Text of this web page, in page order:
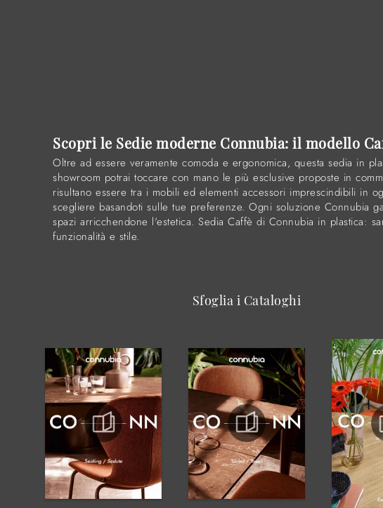
Scopri le Sedie moderne Connubia: il modello
Oltre ad essere veramente comoda e ergonomica, questa sedia in
showroom potrai toccare con mano le più esclusive proposte in
risultano essere tra i mobili ed elementi accessori imprescindibili in
scegliere basandoti sulle tue preferenze. Ogni soluzione Connubia
spazi arricchendone l'estetica. Sedia Caffè di Connubia in plastica:
funzionalità e stile.
Sfoglia i Cataloghi